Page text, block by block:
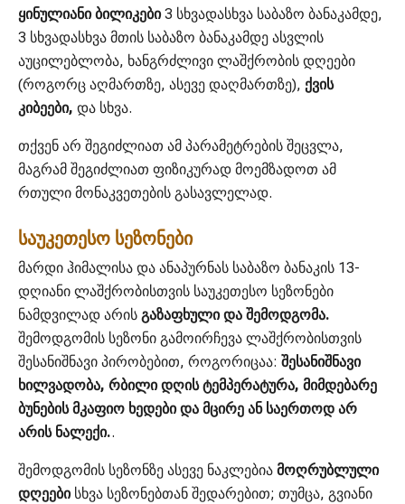
ყინულიანი ბილიკები3 სხვადასხვა საბაზო ბანაკამდე,
3 სხვადასხვა მთის საბაზო ბანაკამდე ასვლის
აუცილებლობა, ხანგრძლივი ლაშქრობის დღეები
(როგორც აღმართზე, ასევე დაღმართზე), ქვის
კიბეები, და სხვა.
თქვენ არ შეგიძლიათ ამ პარამეტრების შეცვლა,
მაგრამ შეგიძლიათ ფიზიკურად მოემზადოთ ამ
რთული მონაკვეთების გასავლელად.
საუკეთესო სეზონები
მარდი ჰიმალისა და ანაპურნას საბაზო ბანაკის 13-
დღიანი ლაშქრობისთვის საუკეთესო სეზონები
ნამდვილად არის გაზაფხული და შემოდგომა.
შემოდგომის სეზონი გამოირჩევა ლაშქრობისთვის
შესანიშნავი პირობებით, როგორიცაა: შესანიშნავი
ხილვადობა, რბილი დღის ტემპერატურა, მიმდებარე
ბუნების მკაფიო ხედები და მცირე ან საერთოდ არ
არის ნალექი..
შემოდგომის სეზონზე ასევე ნაკლებია მოღრუბლული
დღეებისხვა სეზონებთან შედარებით; თუმცა, გვიანი